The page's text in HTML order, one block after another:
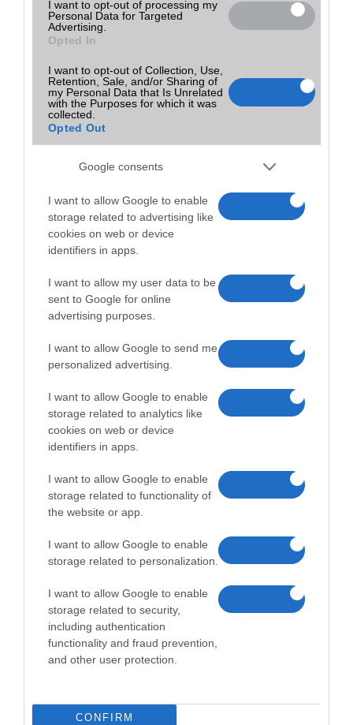
I want to opt-out of processing my
Personal Data for Targeted
Advertising.
Opted In
I want to opt-out of Collection, Use,
Retention, Sale, and/or Sharing of
my Personal Data that Is Unrelated
with the Purposes for which it was
collected.
Opted Out
Google consents
I want to allow Google to enable
storage related to advertising like
cookies on web or device
identifiers in apps.
I want to allow my user data to be
sent to Google for online
advertising purposes.
I want to allow Google to send me
personalized advertising.
I want to allow Google to enable
storage related to analytics like
cookies on web or device
identifiers in apps.
I want to allow Google to enable
storage related to functionality of
the website or app.
I want to allow Google to enable
storage related to personalization.
I want to allow Google to enable
storage related to security,
including authentication
functionality and fraud prevention,
and other user protection.
CONFIRM
| SamMobile
Sokakban felmerül, hogy vajon mit lehet tenni akkor, ha Samsung
vagy a mintát. Szerencsére van megoldás.
A legjobb telefonok játékhoz
2022.11.04
játszani, akkor mindenképpen egy játékokra megfelelően optimalizált
készülékre van szükségünk.
A tíz legjobb okostelefon 5 col alatt
Sokan nem rajonganak az évek óta egyre inkább növekvõ kijelzõkért
és szeretnének 5 col alatt maradni, hogy még egyszerûen kezelhetõ
2017.03.28
| Xiaomi Today
Többekben felmerülhet a jogos kérdés, hogy vajon mi az a Bixby, mit
mutat be a Samsung holnap?